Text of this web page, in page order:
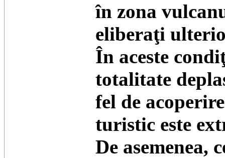
în zona
eliberaţi
În aceste
totalitate
fel de
turistic este
De asemenea,